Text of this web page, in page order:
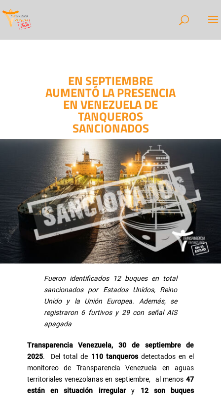
EN SEPTIEMBRE
AUMENTÓ LA PRESENCIA
EN VENEZUELA DE
TANQUEROS
SANCIONADOS
Fueron identificados 12 buques en total
sancionados por Estados Unidos, Reino
Unido y la Unión Europea. Además, se
registraron 6 furtivos y 29 con señal AIS
apagada
Transparencia Venezuela, 30 de septiembre de
2025. Del total de 110 tanquerosdetectados en el
monitoreo de Transparencia Venezuela en aguas
territoriales venezolanas en septiembre, al menos47
están en situación irregulary 12 son buques